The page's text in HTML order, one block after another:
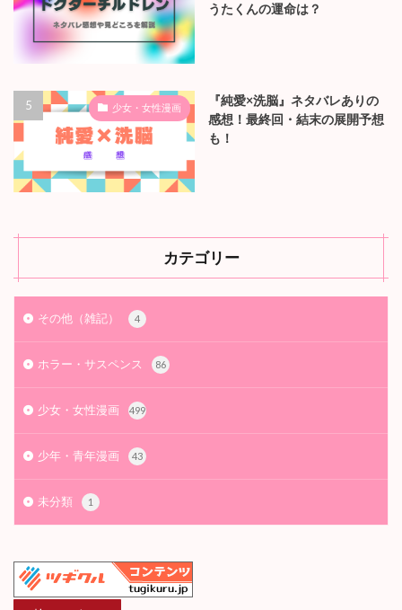
うたくんの運命は？
少女・女性漫画
『純愛×洗脳』ネタバレありの
感想！最終回・結末の展開予想
も！
カテゴリー
その他（雑記） 4
ホラー・サスペンス 86
少女・女性漫画 499
少年・青年漫画 43
未分類 1